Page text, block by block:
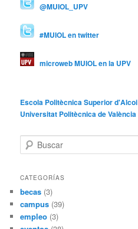
@MUIOL_UPV
#MUIOL en twitter
microweb MUIOL en la UPV
Escola Politècnica Superior d'Alcoi
Universitat Politècnica de València
u
c
r
CATEGORÍAS
becas (3)
campus (39)
empleo (3)